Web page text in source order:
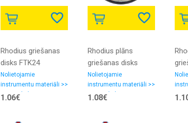
Rhodius griešanas
disks FTK24
125x2.0x22.23
Nolietojamie
instrumentu materiāli >>
Griezējdiski
1.06€
Rhodius plāns
griešanas disks
XT24 125x1.5x22.23
Nolietojamie
instrumentu materiāli >>
Griezējdiski
1.08€